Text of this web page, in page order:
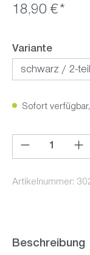
18,90 €*
Variante
Sofort
Produkt Anzahl:
Artikelnummer:
Beschreibung